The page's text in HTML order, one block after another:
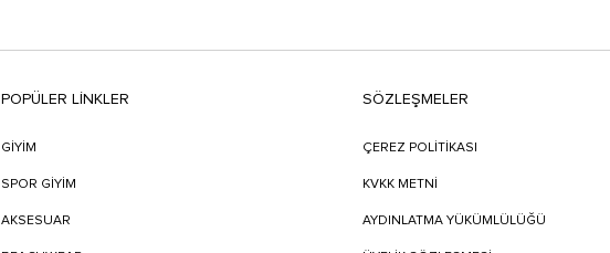
POPÜLER LİNKLER
GİYİM
SPOR GİYİM
AKSESUAR
SÖZLEŞMELER
ÇEREZ POLİTİKASI
KVKK METNİ
AYDINLATMA YÜKÜMLÜLÜĞÜ